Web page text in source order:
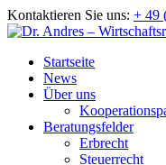
Zum
Inhalt
Kontaktieren Sie uns: + 49
Startseite
News
Über uns
Beratungsfelder
Erbrecht
Steuerrecht